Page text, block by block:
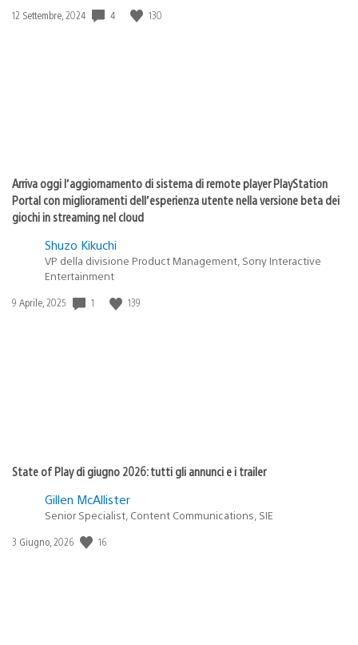
Data
12 Settembre, 2024 4 130
Arriva oggi l’aggiornamento di sistema di remote player PlayStation
Portal con miglioramenti dell’esperienza utente nella versione beta dei
giochi in streaming nel cloud
Shuzo Kikuchi
VP della divisione Product Management, Sony Interactive
Entertainment
Data
9 Aprile, 2025 1 139
State of Play di giugno 2026: tutti gli annunci e i trailer
Gillen McAllister
Senior Specialist, Content Communications, SIE
Data
3 Giugno, 2026 16